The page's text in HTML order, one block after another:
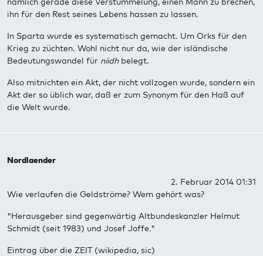
ihn für den Rest seines Lebens hassen zu lassen.
In Sparta wurde es systematisch gemacht. Um Orks für den
Krieg zu züchten. Wohl nicht nur da, wie der isländische
Bedeutungswandel für niidhbelegt.
Also mitnichten ein Akt, der nicht vollzogen wurde, sondern ein
Akt der so üblich war, daß er zum Synonym für den Haß auf
die Welt wurde.
Nordlaender
2. Februar 2014 01:31
Wie verlaufen die Geldströme? Wem gehört was?
"Herausgeber sind gegenwärtig Altbundeskanzler Helmut
Schmidt (seit 1983) und Josef Joffe."
Eintrag über die ZEIT (wikipedia, sic)